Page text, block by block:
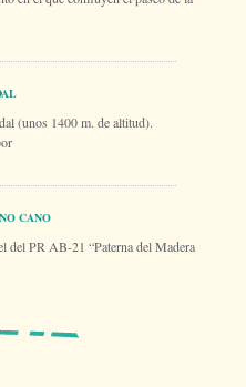
(unos 1400 m. de altitud).
CANO
del PR AB-21 “Paterna del Madera